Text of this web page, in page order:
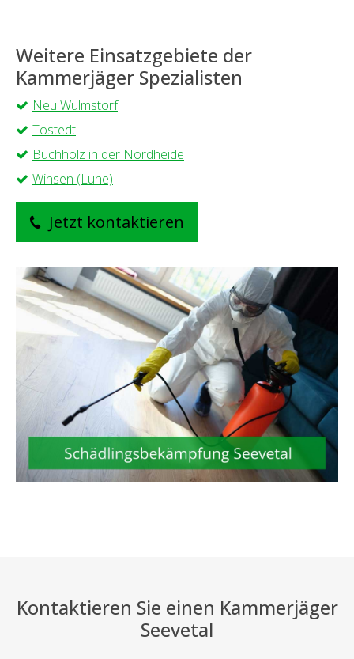
Weitere Einsatzgebiete der
Kammerjäger Spezialisten
Neu Wulmstorf
Tostedt
Buchholz in der Nordheide
Winsen (Luhe)
Jetzt kontaktieren
Kontaktieren Sie einen Kammerjäger
Seevetal